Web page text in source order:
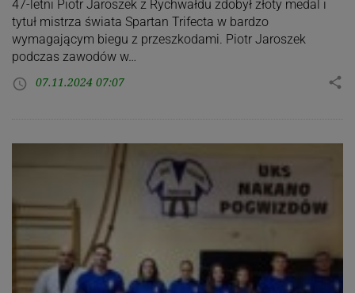
47-letni Piotr Jaroszek z Rychwałdu zdobył złoty medal i
tytuł mistrza świata Spartan Trifecta w bardzo
wymagającym biegu z przeszkodami. Piotr Jaroszek
podczas zawodów w…
access_time 07.11.2024 07:07 share